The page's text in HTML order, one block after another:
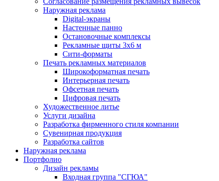
Наружная реклама
Digital-экраны
Настенные панно
Остановочные комплексы
Рекламные щиты 3х6 м
Сити-форматы
Печать рекламных материалов
Широкоформатная печать
Интерьерная печать
Офсетная печать
Цифровая печать
Художественное литье
Услуги дизайна
Разработка фирменного стиля компании
Сувенирная продукция
Разработка сайтов
Наружная реклама
Портфолио
Дизайн рекламы
Входная группа "СГЮА"